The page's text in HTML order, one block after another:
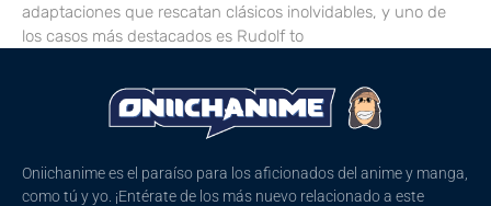
adaptaciones que rescatan clásicos inolvidables, y uno de
los casos más destacados es Rudolf to
Oniichanime es el paraíso para los aficionados del anime y manga,
como tú y yo. ¡Entérate de los más nuevo relacionado a este